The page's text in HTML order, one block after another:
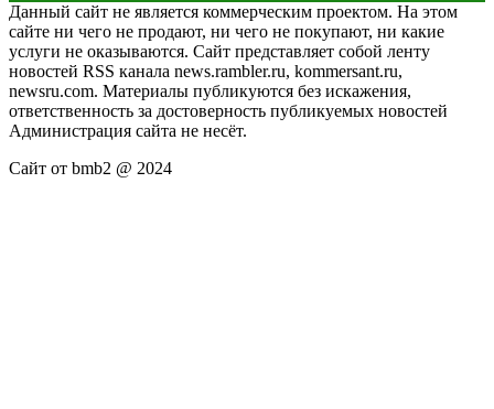
Данный сайт не является коммерческим проектом. На этом
сайте ни чего не продают, ни чего не покупают, ни какие
услуги не оказываются. Сайт представляет собой ленту
новостей RSS канала news.rambler.ru, kommersant.ru,
newsru.com. Материалы публикуются без искажения,
ответственность за достоверность публикуемых новостей
Администрация сайта не несёт.
Сайт от bmb2 @ 2024